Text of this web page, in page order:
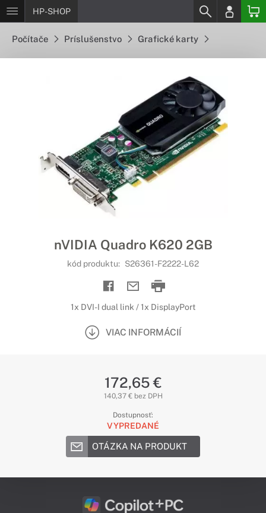
HP-SHOP
Počítače Príslušenstvo Grafické karty
nVIDIA Quadro K620 2GB
kód produktu: S26361-F2222-L62
1x DVI-I dual link / 1x DisplayPort
VIAC INFORMÁCIÍ
172,65 €
140,37 € bez DPH
Dostupnosť:
VYPREDANÉ
OTÁZKA NA PRODUKT